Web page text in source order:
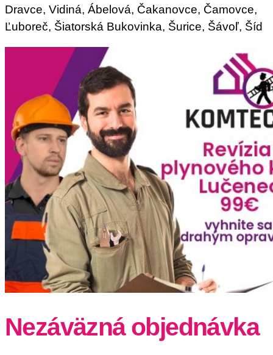
Dravce, Vidiná, Ábelová, Čakanovce, Čamovce,
Ľuboreč, Šiatorská Bukovinka, Šurice, Šávoľ, Šíd
Nezáväzná objednávka